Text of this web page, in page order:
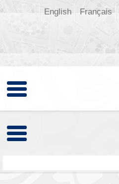
Français
English